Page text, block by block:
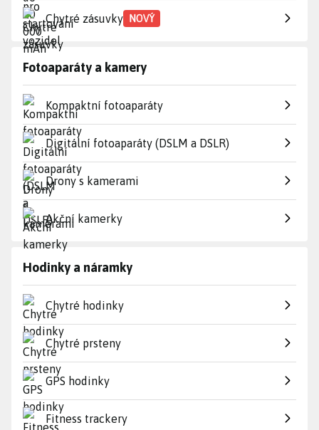
Chytré zásuvky NOVÝ
Fotoaparáty a kamery
Kompaktní fotoaparáty
Digitální fotoaparáty (DSLM a DSLR)
Drony s kamerami
Akční kamerky
Hodinky a náramky
Chytré hodinky
Chytré prsteny
GPS hodinky
Fitness trackery